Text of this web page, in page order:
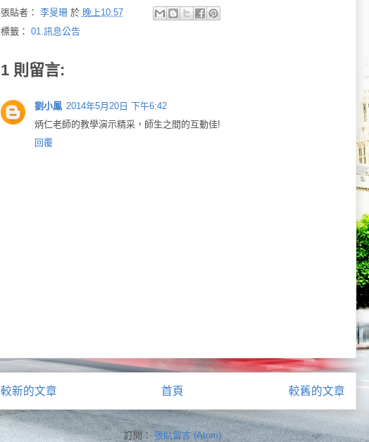
張貼者： 李旻珊 於 晚上10:57
標籤： 01.訊息公告
1 則留言:
劉小鳳 2014年5月20日 下午6:42
炳仁老師的教學演示精采，師生之間的互動佳!
回覆
較新的文章 較舊的文章
首頁
訂閱：張貼留言 (Atom)